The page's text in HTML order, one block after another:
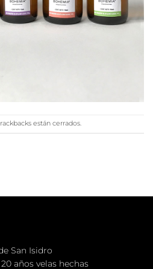
están cerrados.
San Isidro
años velas hechas